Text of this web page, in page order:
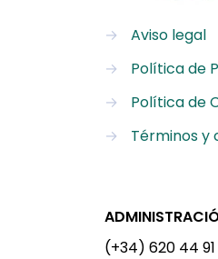
→
Aviso legal
→
Política de
→
Política de
→
Términos y
(+34) 620 44